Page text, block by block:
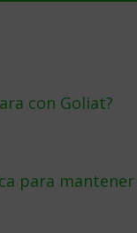
con Goliat?
para